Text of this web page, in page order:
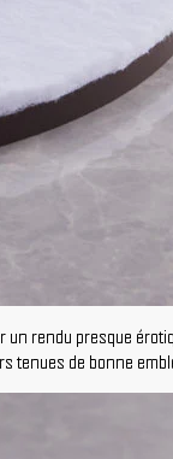
rendu presque
tenues de bonne